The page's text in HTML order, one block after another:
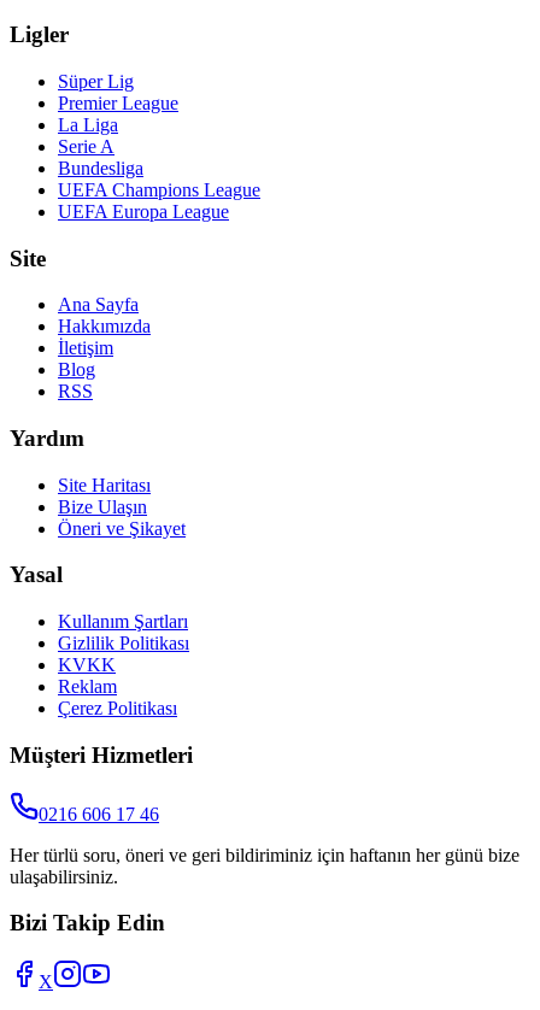
Ligler
Süper Lig
Premier League
La Liga
Serie A
Bundesliga
UEFA Champions League
UEFA Europa League
Site
Ana Sayfa
Hakkımızda
İletişim
Blog
RSS
Yardım
Site Haritası
Bize Ulaşın
Öneri ve Şikayet
Yasal
Kullanım Şartları
Gizlilik Politikası
KVKK
Reklam
Çerez Politikası
Müşteri Hizmetleri
0216 606 17 46
Her türlü soru, öneri ve geri bildiriminiz için haftanın her günü bize
ulaşabilirsiniz.
Bizi Takip Edin
X